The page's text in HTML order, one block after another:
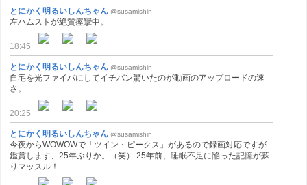
とにかく明るいしんちゃん @susamishin
左ハムストが絶賛痙攣中。
18:45
とにかく明るいしんちゃん @susamishin
自宅を光ファイバにしてイチバン驚いたのが動画のアップロードの速
さ。
20:25
とにかく明るいしんちゃん @susamishin
今夜からWOWOWで「ツイン・ピークス」があるので録画対応ですが
鑑賞します、25年ぶりか。（笑） 25年前、睡眠不足に陥った記憶が蘇
りマッスル！